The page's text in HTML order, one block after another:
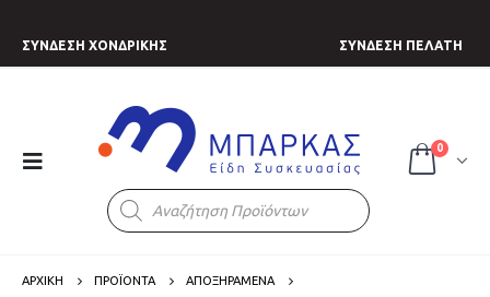
ΣΥΝΔΕΣΗ ΧΟΝΔΡΙΚΗΣ ΣΥΝΔΕΣΗ ΠΕΛΑΤΗ
Products
search
0
ΑΡΧΙΚΗ ΠΡΟΪΟΝΤΑ
ΑΠΟΞΗΡΑΜΕΝΑ